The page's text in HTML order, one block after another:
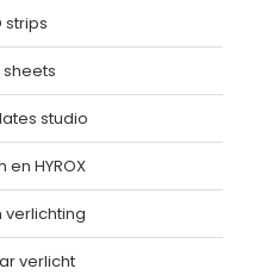
strips
sheets
studio
en HYROX
verlicht